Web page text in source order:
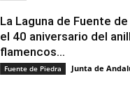
La Laguna de Fuente
el 40 aniversario del
flamencos...
Fuente de Piedra Junta de